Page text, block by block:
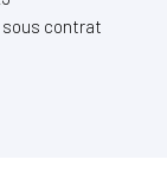
sous contrat